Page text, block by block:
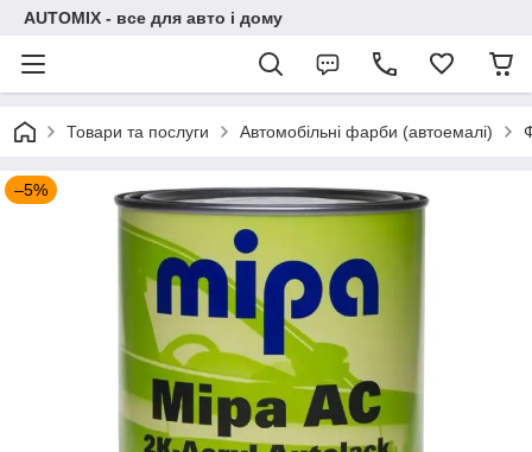
AUTOMIX - все для авто і дому
Товари та послуги Автомобільні фарби (автоемалі)
–5%